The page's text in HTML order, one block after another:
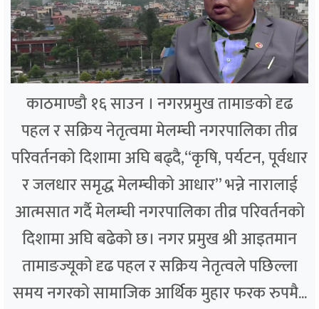
काठमाण्डौ १६ साउन । नगरप्रमुख तामाङको दृढ
पहल र सक्रिय नेतृत्वमा मेलम्ची नगरपालिका तीव्र
परिवर्तनको दिशामा अघि बढ्दै,“कृषि, पर्यटन, पूर्वधार
र जलधार समृद्ध मेलम्चीको आधार” भन्ने नारालाई
आत्मसात गर्दै मेलम्ची नगरपालिका तीव्र परिवर्तनको
दिशामा अघि बढेको छ। नगर प्रमुख श्री आइतमान
तामाङज्यूको दृढ पहल र सक्रिय नेतृत्वले पछिल्ला
समय नगरको सामाजिक आर्थिक मुहार फरक रुपमै...